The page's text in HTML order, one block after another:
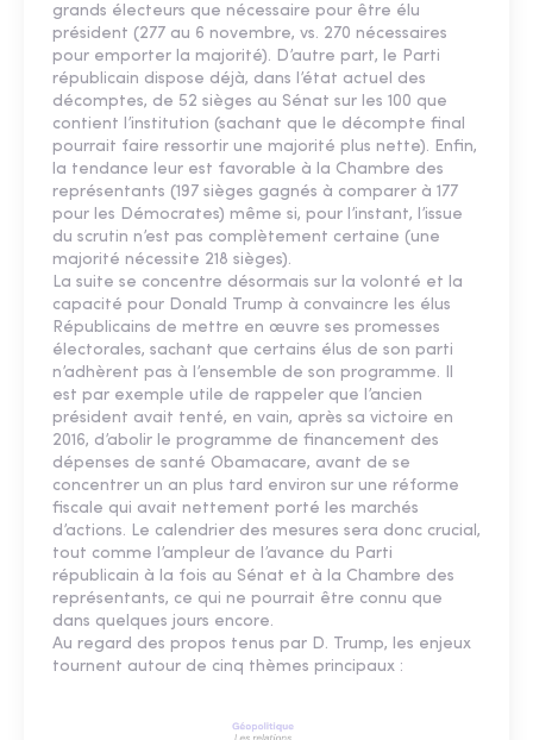
grands électeurs que nécessaire pour être élu
président (277 au 6 novembre, vs. 270 nécessaires
pour emporter la majorité). D’autre part, le Parti
républicain dispose déjà, dans l’état actuel des
décomptes, de 52 sièges au Sénat sur les 100 que
contient l’institution (sachant que le décompte final
pourrait faire ressortir une majorité plus nette). Enfin,
la tendance leur est favorable à la Chambre des
représentants (197 sièges gagnés à comparer à 177
pour les Démocrates) même si, pour l’instant, l’issue
du scrutin n’est pas complètement certaine (une
majorité nécessite 218 sièges).
La suite se concentre désormais sur la volonté et la
capacité pour Donald Trump à convaincre les élus
Républicains de mettre en œuvre ses promesses
électorales, sachant que certains élus de son parti
n’adhèrent pas à l’ensemble de son programme. Il
est par exemple utile de rappeler que l’ancien
président avait tenté, en vain, après sa victoire en
2016, d’abolir le programme de financement des
dépenses de santé Obamacare, avant de se
concentrer un an plus tard environ sur une réforme
fiscale qui avait nettement porté les marchés
d’actions. Le calendrier des mesures sera donc crucial,
tout comme l’ampleur de l’avance du Parti
républicain à la fois au Sénat et à la Chambre des
représentants, ce qui ne pourrait être connu que
dans quelques jours encore.
Au regard des propos tenus par D. Trump, les enjeux
tournent autour de cinq thèmes principaux :